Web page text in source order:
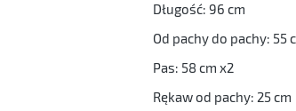
Długość: 96 cm
Od pachy do pachy: 55
Pas: 58 cm x2
Rękaw od pachy: 25 cm